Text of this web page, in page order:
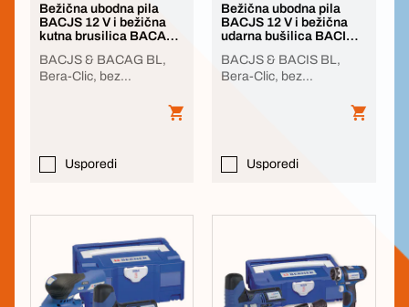
Bežična ubodna pila
BACJS 12 V i bežična
kutna brusilica BACAG
BACJS & BACAG BL,
Bera-Clic, bez
Usporedi
Bežična ubodna pila
BACJS 12 V i bežična
udarna bušilica BACIS
BACJS & BACIS BL,
Bera-Clic, bez
Usporedi